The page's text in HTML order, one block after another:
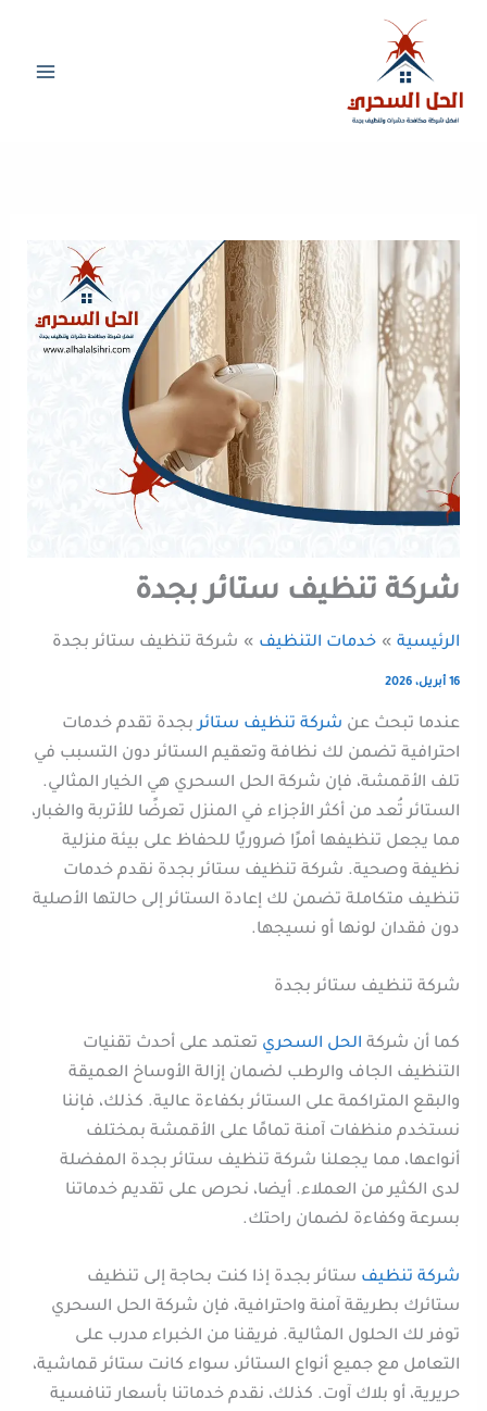
المحتوى
شركة تنظيف ستائر بجدة
الرئيسية خدمات التنظيف شركة تنظيف ستائر بجدة
16 أبريل، 2026
عندما تبحث عن شركة تنظيف ستائربجدة تقدم خدمات
احترافية تضمن لك نظافة وتعقيم الستائر دون التسبب في
تلف الأقمشة، فإن شركة الحل السحري هي الخيار المثالي.
الستائر تُعد من أكثر الأجزاء في المنزل تعرضًا للأتربة والغبار،
مما يجعل تنظيفها أمرًا ضروريًا للحفاظ على بيئة منزلية
نظيفة وصحية. شركة تنظيف ستائر بجدة نقدم خدمات
تنظيف متكاملة تضمن لك إعادة الستائر إلى حالتها الأصلية
دون فقدان لونها أو نسيجها.
شركة تنظيف ستائر بجدة
كما أن شركة الحل السحري تعتمد على أحدث تقنيات
التنظيف الجاف والرطب لضمان إزالة الأوساخ العميقة
والبقع المتراكمة على الستائر بكفاءة عالية. كذلك، فإننا
نستخدم منظفات آمنة تمامًا على الأقمشة بمختلف
أنواعها، مما يجعلنا شركة تنظيف ستائر بجدة المفضلة
لدى الكثير من العملاء. أيضا، نحرص على تقديم خدماتنا
بسرعة وكفاءة لضمان راحتك.
شركة تنظيف ستائر بجدة إذا كنت بحاجة إلى تنظيف
ستائرك بطريقة آمنة واحترافية، فإن شركة الحل السحري
توفر لك الحلول المثالية. فريقنا من الخبراء مدرب على
التعامل مع جميع أنواع الستائر، سواء كانت ستائر قماشية،
حريرية، أو بلاك آوت. كذلك، نقدم خدماتنا بأسعار تنافسية